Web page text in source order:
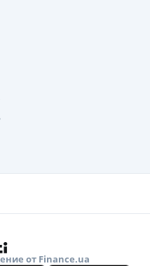
от Finance.ua